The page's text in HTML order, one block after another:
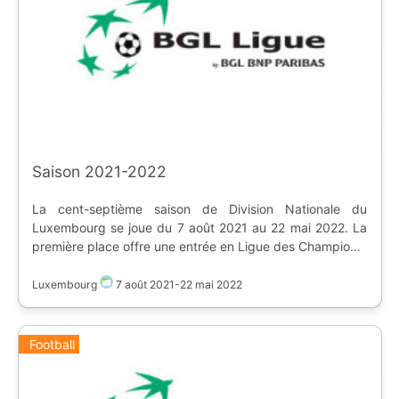
Saison 2021-2022
La cent-septième saison de Division Nationale du
Luxembourg se joue du 7 août 2021 au 22 mai 2022. La
première place offre une entrée en Ligue des Champions,
Conférence. Les deux derniers sont relégués, alors que le
[flag:lu] Association Sportive La Jeunesse d'Esch |
[Stade de la Frontière]
(https://www.ostadium.com/stadium/4680/stade-de-la-
Luxembourg 7 août 2021-22 mai 2022
Football